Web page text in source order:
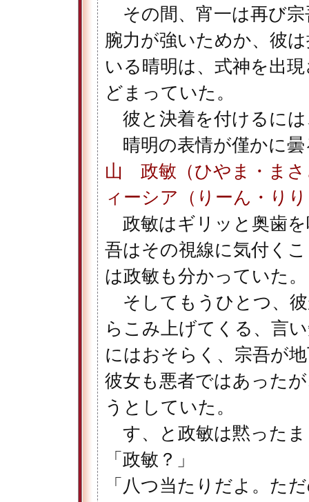
その間、宵一は再び
腕力が強いためか、彼
いる晴明は、式神を出
どまっていた。
彼と決着を付けるに
晴明の表情が僅かに
山 政敏（ひやま・まさ
ィーシア（りーん・り
政敏はギリッと奥歯を
吾はその視線に気付く
は政敏も分かっていた。
そしてもうひとつ、
らこみ上げてくる、言
にはおそらく、宗吾が
彼女も悪者ではあった
うとしていた。
す、と政敏は黙った
「政敏？」
「八つ当たりだよ。た